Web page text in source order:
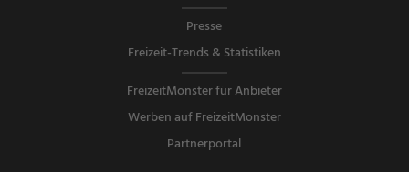
Presse
Freizeit-Trends & Statistiken
FreizeitMonster für Anbieter
Werben auf FreizeitMonster
Partnerportal